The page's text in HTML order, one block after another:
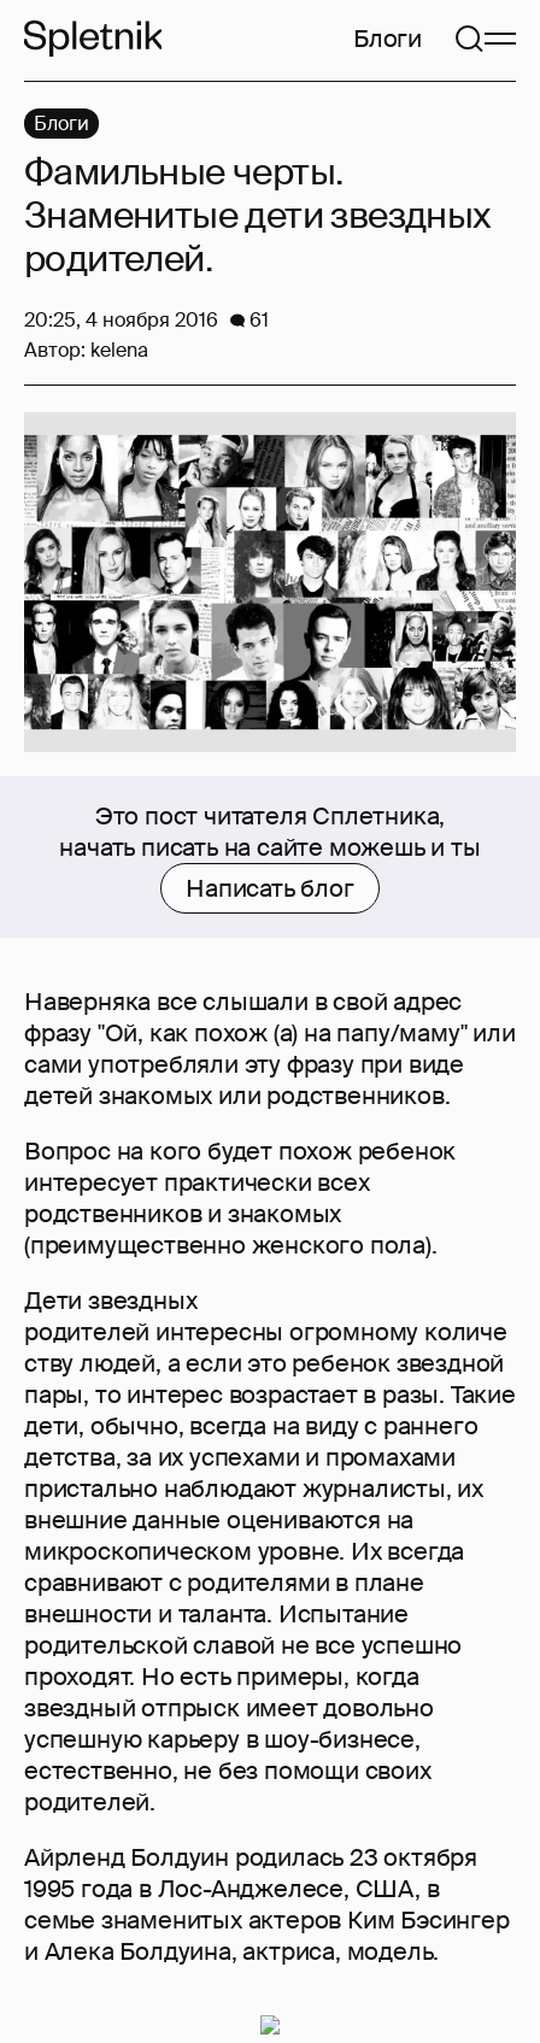
Блоги
Это пост читателя Сплетника,
начать писать на сайте можешь и ты
Написать блог
Наверняка все слышали в свой адрес
фразу "Ой, как похож (а) на папу/маму" или
сами употребляли эту фразу при виде
детей знакомых или родственников.
Вопрос на кого будет похож ребенок
интересует практически всех
родственников и знакомых
(преимущественно женского пола).
Дети звездных
родителей интересны огромному количе
ству людей, а если это ребенок звездной
пары, то интерес возрастает в разы. Такие
дети, обычно, всегда на виду с раннего
детства, за их успехами и промахами
пристально наблюдают журналисты, их
внешние данные оцениваются на
микроскопическом уровне. Их всегда
сравнивают с родителями в плане
внешности и таланта. Испытание
родительской славой не все успешно
проходят. Но есть примеры, когда
звездный отпрыск имеет довольно
успешную карьеру в шоу-бизнесе,
естественно, не без помощи своих
родителей.
Айрленд Болдуин родилась 23 октября
1995 года в Лос-Анджелесе, США, в
семье знаменитых актеров Ким Бэсингер
и Алека Болдуина, актриса, модель.
Блоги
Фамильные черты.
Знаменитые дети звездных
родителей.
20:25, 4 ноября 2016
61
Автор: kelena